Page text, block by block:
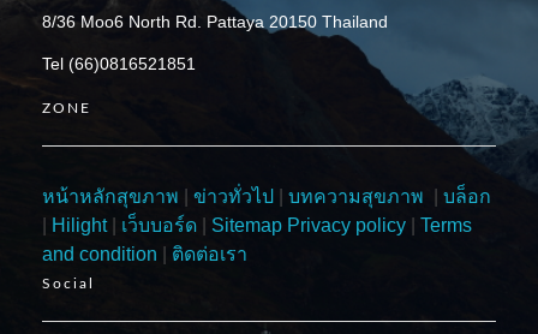
8/36 Moo6 North Rd. Pattaya 20150 Thailand
Tel (66)0816521851
ZONE
หน้าหลักสุขภาพ ข่าวทั่วไป บทความสุขภาพ
บล็อก
Hilight| เว็บบอร์ด Sitemap Privacy policy
Terms
and condition
ติดต่อเรา
Social